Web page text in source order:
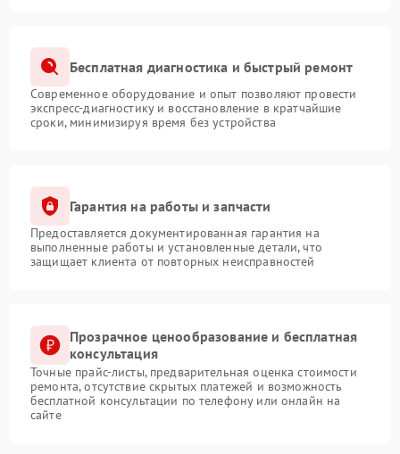
Бесплатная диагностика и быстрый ремонт
Современное оборудование и опыт позволяют провести
экспресс-диагностику и восстановление в кратчайшие
сроки, минимизируя время без устройства
Гарантия на работы и запчасти
Предоставляется документированная гарантия на
выполненные работы и установленные детали, что
защищает клиента от повторных неисправностей
Прозрачное ценообразование и бесплатная
консультация
Точные прайс-листы, предварительная оценка стоимости
ремонта, отсутствие скрытых платежей и возможность
бесплатной консультации по телефону или онлайн на
сайте